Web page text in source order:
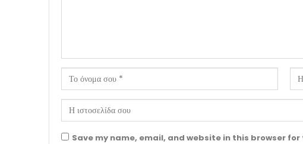
Save my name, email, and website in this browser